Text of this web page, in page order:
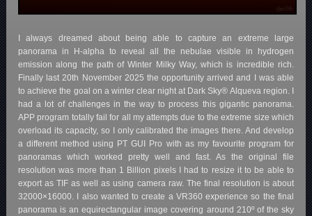
I always dreamed about being able to capture an extreme large
panorama in H-alpha to reveal all the nebulae visible in hydrogen
emission along the path of Winter Milky Way, which is incredible rich.
Finally last 20th November 2025 the opportunity arrived and I was able
to achieve the goal on a winter clear night at Dark Sky® Alqueva region. I
had a lot of challenges in the way to process this gigantic panorama.
APP program totally fail for all my attempts due to the extreme size which
overload its capacity, so I only calibrated the images there. And develop
a different method using PT GUI Pro with as my favourite program for
panoramas which worked pretty well and fast. As the original file
resolution was more than 1 Billion pixels I had to resize it to be able to
export as TIF as well as using camera raw. The final resolution is about
32000×16000. I also wanted to create a VR360 experience so the final
panorama is an equirectangular image covering around 210º of the sky